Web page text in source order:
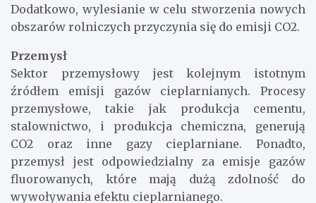
Dodatkowo, wylesianie w celu stworzenia nowych
obszarów rolniczych przyczynia się do emisji CO2.
Przemysł
Sektor przemysłowy jest kolejnym istotnym
źródłem emisji gazów cieplarnianych. Procesy
przemysłowe, takie jak produkcja cementu,
stalownictwo, i produkcja chemiczna, generują
CO2 oraz inne gazy cieplarniane. Ponadto,
przemysł jest odpowiedzialny za emisje gazów
fluorowanych, które mają dużą zdolność do
wywoływania efektu cieplarnianego.